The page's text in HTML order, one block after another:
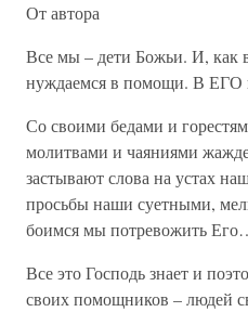
От автора
Все мы – дети Божьи. И, как
нуждаемся в помощи. В
Со своими бедами и
молитвами и чаяниями
застывают слова на устах
просьбы наши суетными,
боимся мы потревожить
Все это Господь знает и
своих помощников – людей